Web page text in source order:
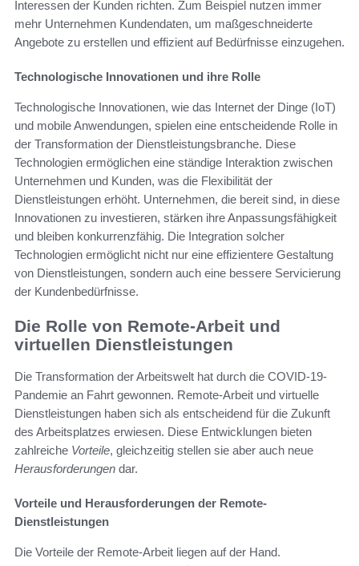
Interessen der Kunden richten. Zum Beispiel nutzen immer
mehr Unternehmen Kundendaten, um maßgeschneiderte
Angebote zu erstellen und effizient auf Bedürfnisse einzugehen.
Technologische Innovationen und ihre Rolle
Technologische Innovationen, wie das Internet der Dinge (IoT)
und mobile Anwendungen, spielen eine entscheidende Rolle in
der Transformation der Dienstleistungsbranche. Diese
Technologien ermöglichen eine ständige Interaktion zwischen
Unternehmen und Kunden, was die Flexibilität der
Dienstleistungen erhöht. Unternehmen, die bereit sind, in diese
Innovationen zu investieren, stärken ihre Anpassungsfähigkeit
und bleiben konkurrenzfähig. Die Integration solcher
Technologien ermöglicht nicht nur eine effizientere Gestaltung
von Dienstleistungen, sondern auch eine bessere Servicierung
der Kundenbedürfnisse.
Die Rolle von Remote-Arbeit und
virtuellen Dienstleistungen
Die Transformation der Arbeitswelt hat durch die COVID-19-
Pandemie an Fahrt gewonnen. Remote-Arbeit und virtuelle
Dienstleistungen haben sich als entscheidend für die Zukunft
des Arbeitsplatzes erwiesen. Diese Entwicklungen bieten
zahlreiche Vorteile, gleichzeitig stellen sie aber auch neue
Herausforderungen dar.
Vorteile und Herausforderungen der Remote-
Dienstleistungen
Die Vorteile der Remote-Arbeit liegen auf der Hand.